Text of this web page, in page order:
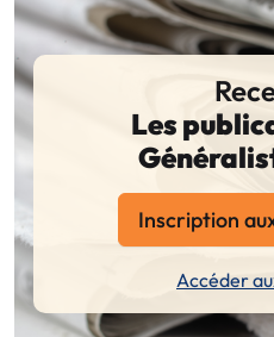
Les
Inscription
Accéder